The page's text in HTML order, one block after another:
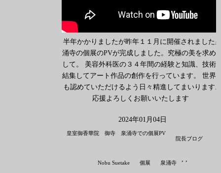
半年かかりましたが昨年１１月に開催されました
涌寺の個展のPVが完成しました。究極の美を求め
して。 美容外科医の３４年間の経験と知識、技術
結集してアート作品の創作を行っています。 世界
も認めていただけるよう日々精進してまいります
応援よろしくお願いいたします
2024年01月04日
皇室御香華院 御寺 泉涌寺での個展PV
院長ブログ
Nobu Suetake ,
個展 ,
泉涌寺